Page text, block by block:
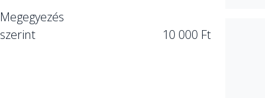
Megegyezés
szerint
10 000 Ft